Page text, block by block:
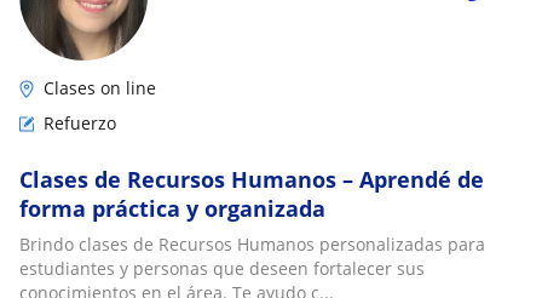
Clases on line
Refuerzo
Clases de Recursos Humanos – Aprendé de
forma práctica y organizada
Brindo clases de Recursos Humanos personalizadas para
estudiantes y personas que deseen fortalecer sus
conocimientos en el área. Te ayudo c...